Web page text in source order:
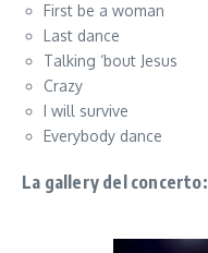
First be a woman
Last dance
Talking ‘bout Jesus
Crazy
I will survive
Everybody dance
La gallery del concerto: